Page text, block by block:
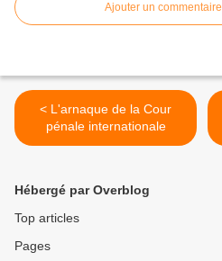
Ajouter un commentaire
< L'arnaque de la Cour
pénale internationale
Hébergé par Overblog
Top articles
Pages